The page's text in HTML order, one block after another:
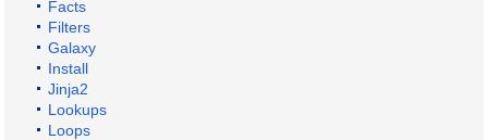
Facts
Filters
Galaxy
Install
Jinja2
Lookups
Loops